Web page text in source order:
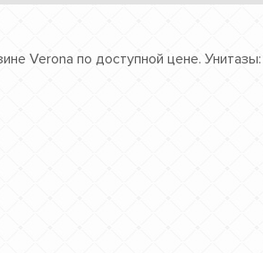
Verona по доступной цене. Унитазы: